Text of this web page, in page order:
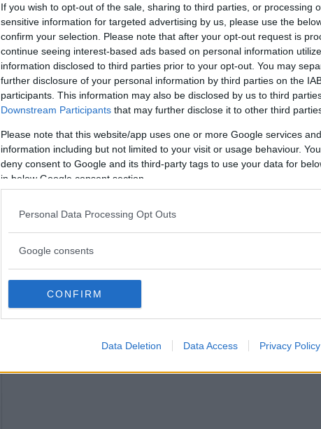
If you wish to opt-out of the sale, sharing to third parties, or processing
sensitive information for targeted advertising by us, please use the
confirm your selection. Please note that after your opt-out request is
continue seeing interest-based ads based on personal information
information disclosed to third parties prior to your opt-out. You may
further disclosure of your personal information by third parties on the
participants. This information may also be disclosed by us to third
Downstream Participants that may further disclose it to other third
Please note that this website/app uses one or more Google services
information including but not limited to your visit or usage behaviour.
deny consent to Google and its third-party tags to use your data for
in below Google consent section.
Personal Data Processing Opt Outs
Google consents
CONFIRM
Data Deletion Data Access Privacy Policy